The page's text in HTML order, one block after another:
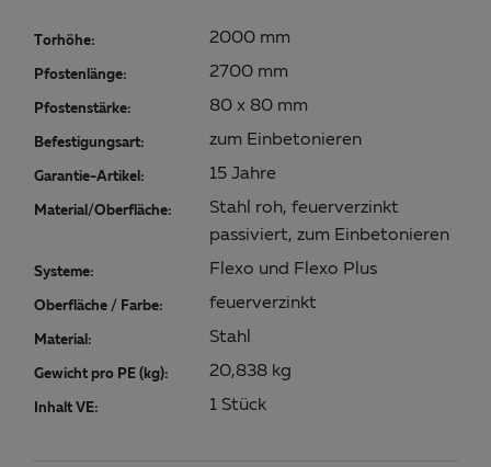
Torhöhe: 2000 mm
Pfostenlänge: 2700 mm
Pfostenstärke: 80 x 80 mm
Befestigungsart: zum Einbetonieren
Garantie-Artikel: 15 Jahre
Material/Oberfläche:
Stahl roh, feuerverzinkt
passiviert, zum Einbetonieren
Systeme: Flexo und Flexo Plus
Oberfläche / Farbe: feuerverzinkt
Material: Stahl
Gewicht pro PE (kg): 20,838 kg
Inhalt VE: 1 Stück